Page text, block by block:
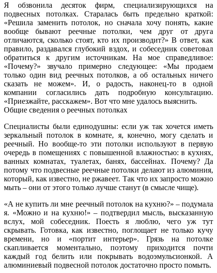
Я обзвонила десяток фирм, специализирующихся на
подвесных потолках. Старалась быть предельно краткой:
«Решила заменить потолок, но сначала хочу понять, какие
вообще бывают реечные потолки, чем друг от друга
отличаются, сколько стоят, кто их производит?» В ответ, как
правило, раздавался глубокий вздох, и собеседник советовал
обратиться к другим источникам. На мое справедливое:
«Почему?» звучало примерно следующее: «Мы продаем
только один вид реечных потолков, а об остальных ничего
сказать не можем». И, о радость, наконец-то в одной
компании согласились дать подробную консультацию.
«Приезжайте, расскажем». Вот что мне удалось выяснить.
Общие сведения о реечных потолках
Специалисты были единодушны: если уж так хочется иметь
зеркальный потолок в комнате, я, конечно, могу сделать и
реечный. Но вообще-то эти потолки используют в первую
очередь в помещениях с повышенной влажностью: в кухнях,
ванных комнатах, туалетах, банях, бассейнах. Почему? Да
потому что подвесные реечные потолки делают из алюминия,
который, как известно, не ржавеет. Так что их запросто можно
мыть – они от этого только лучше станут (в смысле чище).
«А не купить ли мне реечный потолок на кухню?» – подумала
я. «Можно и на кухню!» – подтвердил мысль, высказанную
вслух, мой собеседник. Поесть я люблю, чего уж тут
скрывать. Готовка, как известно, поглощает не только кучу
времени, но и «портит интерьер». Грязь на потолке
скапливается моментально, поэтому приходится почти
каждый год белить или покрывать водоэмульсионкой. А
алюминиевый подвесной потолок достаточно просто помыть.